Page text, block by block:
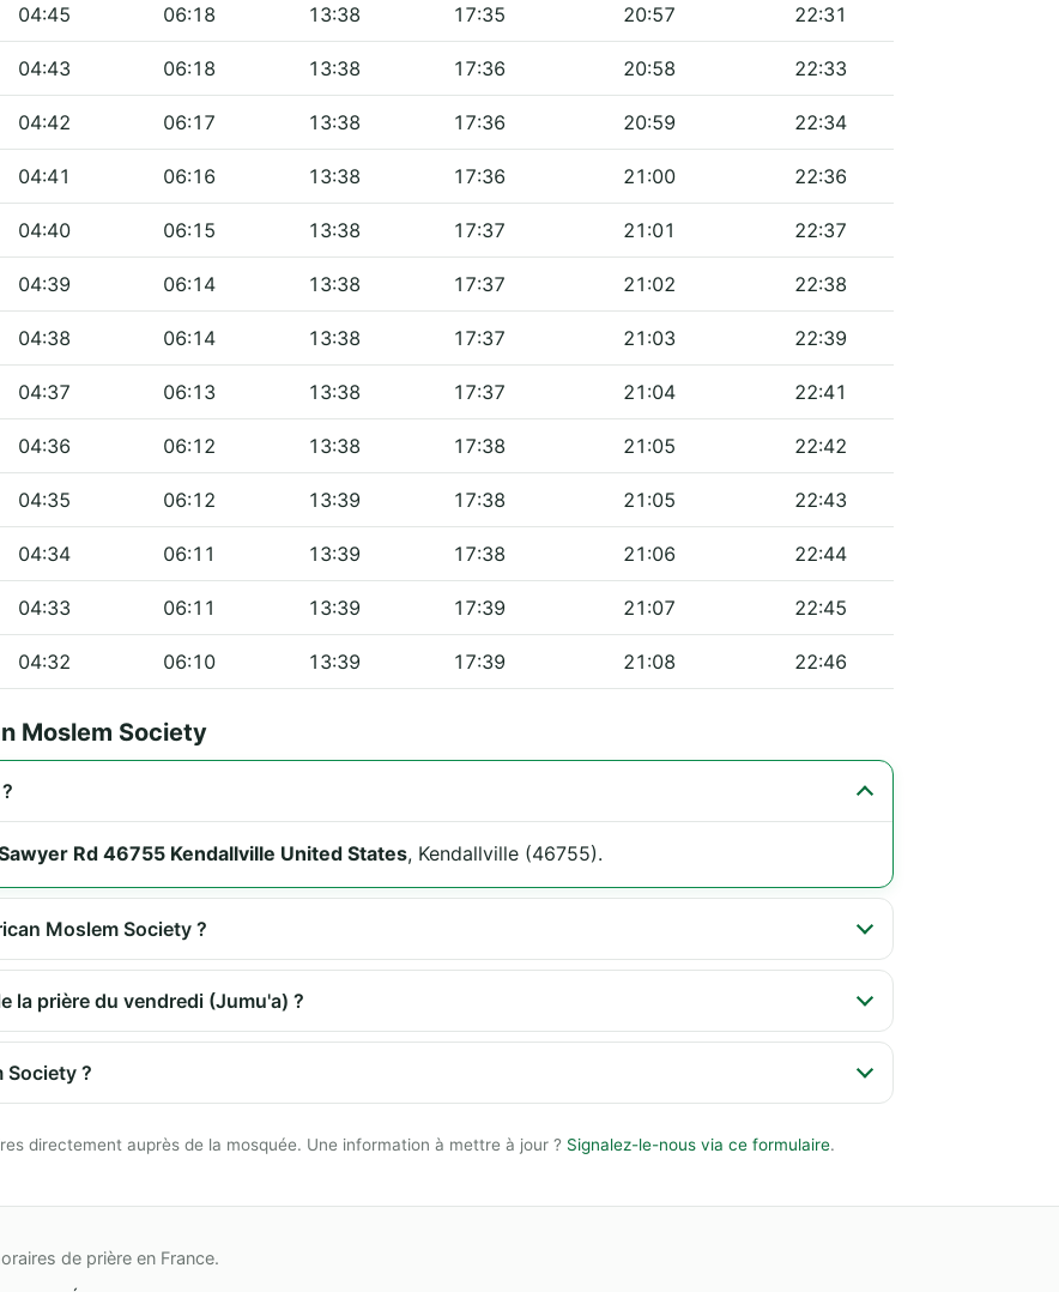
04:45 06:18 13:38 17:35 20:57 22:31
04:43 06:18 13:38 17:36 20:58 22:33
04:42 06:17 13:38 17:36 20:59 22:34
04:41 06:16 13:38 17:36 21:00 22:36
04:40 06:15 13:38 17:37 21:01 22:37
04:39 06:14 13:38 17:37 21:02 22:38
04:38 06:14 13:38 17:37 21:03 22:39
04:37 06:13 13:38 17:37 21:04 22:41
04:36 06:12 13:38 17:38 21:05 22:42
04:35 06:12 13:39 17:38 21:05 22:43
04:34 06:11 13:39 17:38 21:06 22:44
04:33 06:11 13:39 17:39 21:07 22:45
04:32 06:10 13:39 17:39 21:08 22:46
Moslem Society
Rd 46755 Kendallville United States, Kendallville (46755).
Moslem Society ?
la prière du vendredi (Jumu'a) ?
Society ?
directement auprès de la mosquée. Une information à mettre à jour ? Signalez-le-nous via ce formulaire.
de prière en France.